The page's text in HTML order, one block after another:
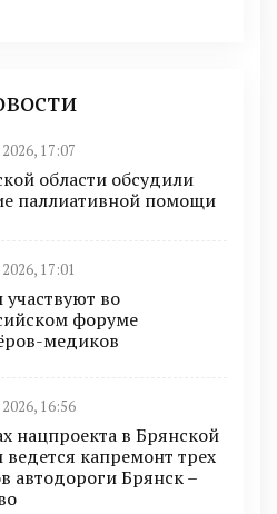
17:07
области обсудили
паллиативной помощи
17:01
во
форуме
медиков
16:56
нацпроекта в Брянской
ведется капремонт трех
автодороги Брянск –